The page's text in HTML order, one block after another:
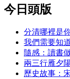
今日頭版
分清哪裡是
我們需要知
隨感：讀書
兩三行雁夕
歷史故事：